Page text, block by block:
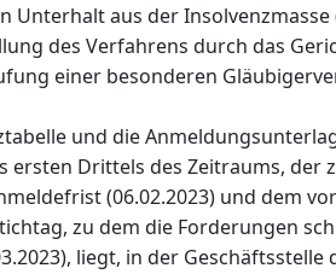
Unterhalt aus der Insolvenzmasse
des Verfahrens durch das
einer besonderen
und die
ersten Drittels des Zeitraums, der
(06.02.2023) und dem
zu dem die Forderungen
liegt, in der Geschäftsstelle